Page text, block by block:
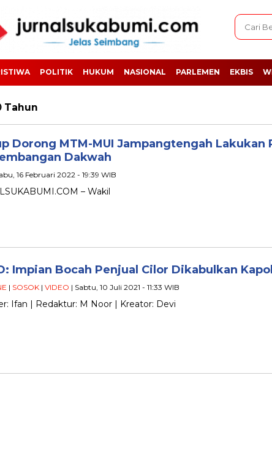
POLITIK HUKUM NASIONAL PARLEMEN EKBIS
Tahun
Dorong MTM-MUI Jampangtengah Lakukan
Dakwah
16 Februari 2022 - 19:39 WIB
– Wakil
Impian Bocah Penjual Cilor Dikabulkan
| SOSOK | VIDEO | Sabtu, 10 Juli 2021 - 11:33 WIB
Ifan | Redaktur: M Noor | Kreator: Devi